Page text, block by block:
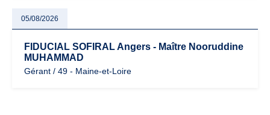
05/08/2026
FIDUCIAL SOFIRAL Angers - Maître Nooruddine
MUHAMMAD
Gérant / 49 - Maine-et-Loire